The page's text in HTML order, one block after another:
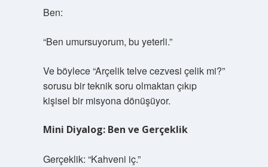
Ben:
“Ben umursuyorum, bu yeterli.”
Ve böylece “Arçelik telve cezvesi çelik mi?”
sorusu bir teknik soru olmaktan çıkıp
kişisel bir misyona dönüşüyor.
Mini Diyalog: Ben ve Gerçeklik
Gerçeklik: “Kahveni iç.”